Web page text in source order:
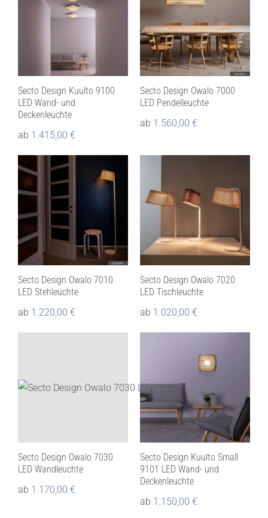
Secto Design Kuulto 9100
LED Wand- und
Deckenleuchte
ab 1.415,00 €
Secto Design Owalo 7000
LED Pendelleuchte
ab 1.560,00 €
Secto Design Owalo 7010
LED Stehleuchte
ab 1.220,00 €
Secto Design Owalo 7020
LED Tischleuchte
ab 1.020,00 €
Secto Design Owalo 7030
LED Wandleuchte
ab 1.170,00 €
Secto Design Kuulto Small
9101 LED Wand- und
Deckenleuchte
ab 1.150,00 €